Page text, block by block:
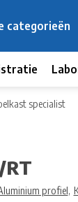
categorieën
specialist
RT
profiel,